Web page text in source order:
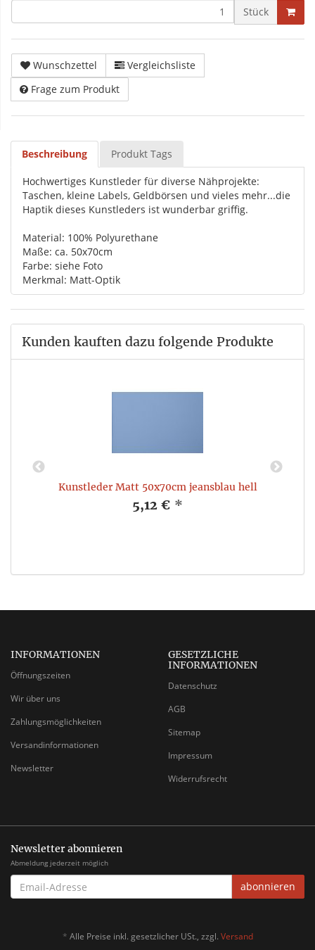
Stück
Wunschzettel
Vergleichsliste
Frage zum Produkt
Beschreibung Produkt Tags
Hochwertiges Kunstleder für diverse Nähprojekte:
Taschen, kleine Labels, Geldbörsen und vieles mehr...die
Haptik dieses Kunstleders ist wunderbar griffig.
Material: 100% Polyurethane
Maße: ca. 50x70cm
Farbe: siehe Foto
Merkmal: Matt-Optik
Kunden kauften dazu folgende Produkte
Kunstleder Matt 50x70cm jeansblau hell
5,12 € *
INFORMATIONEN
Öffnungszeiten
Wir über uns
Zahlungsmöglichkeiten
Versandinformationen
Newsletter
GESETZLICHE
INFORMATIONEN
Datenschutz
AGB
Sitemap
Impressum
Widerrufsrecht
Newsletter abonnieren
Abmeldung jederzeit möglich
EMAIL-
ADRESSE
abonnieren
* Alle Preise inkl. gesetzlicher USt., zzgl. Versand